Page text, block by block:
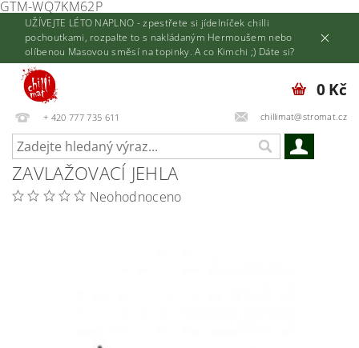
GTM-WQ7KM62P
UŽÍVEJTE LÉTO NAPLNO - zpestřete si jídelníček chilli
pochoutkami, rozpalte to s nakládaným Hermoušem nebo
olíbenou Masovou směsí na topinky. A co Kimchi ;) Dáte si?
+ 420 777 735 611 chillimat@stromat.cz
0 Kč
ZAVLAŽOVACÍ JEHLA
Neohodnoceno